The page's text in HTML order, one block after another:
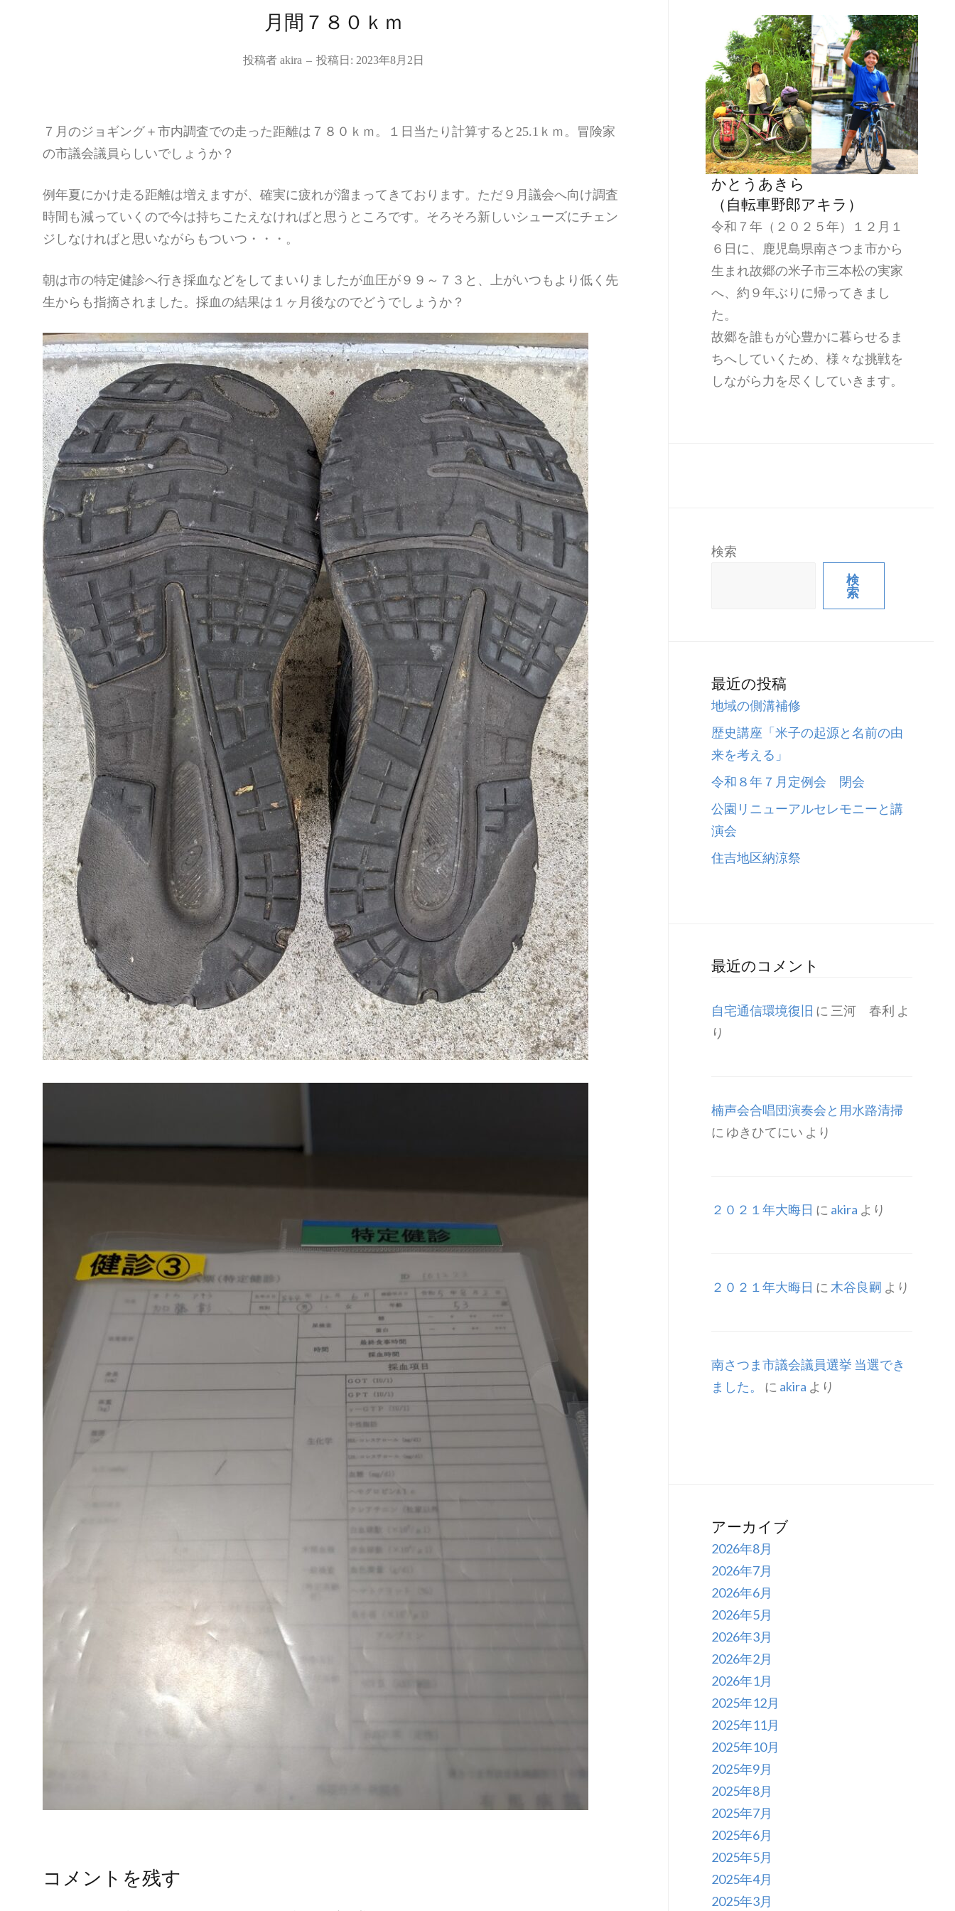
月間７８０ｋｍ
投稿者akira – 投稿日: 2023年8月2日
７月のジョギング＋市内調査での走った距離は７８０ｋｍ。１日当たり計算すると25.1ｋｍ。冒険家
の市議会議員らしいでしょうか？
例年夏にかけ走る距離は増えますが、確実に疲れが溜まってきております。ただ９月議会へ向け調査
時間も減っていくので今は持ちこたえなければと思うところです。そろそろ新しいシューズにチェン
ジしなければと思いながらもついつ・・・。
朝は市の特定健診へ行き採血などをしてまいりましたが血圧が９９～７３と、上がいつもより低く先
生からも指摘されました。採血の結果は１ヶ月後なのでどうでしょうか？
コメントを残す
かとうあきら
（自転車野郎アキラ）
令和７年（２０２５年）１２月１
６日に、鹿児島県南さつま市から
生まれ故郷の米子市三本松の実家
へ、約９年ぶりに帰ってきまし
た。
故郷を誰もが心豊かに暮らせるま
ちへしていくため、様々な挑戦を
しながら力を尽くしていきます。
検索
検
索
最近の投稿
地域の側溝補修
歴史講座「米子の起源と名前の由
来を考える」
令和８年７月定例会 閉会
公園リニューアルセレモニーと講
演会
住吉地区納涼祭
最近のコメント
自宅通信環境復旧 に 三河 春利 よ
り
楠声会合唱団演奏会と用水路清掃
に ゆきひてにい より
２０２１年大晦日 に akira より
２０２１年大晦日 に 木谷良嗣 より
南さつま市議会議員選挙 当選でき
ました。
に akira より
アーカイブ
2026年8月
2026年7月
2026年6月
2026年5月
2026年3月
2026年2月
2026年1月
2025年12月
2025年11月
2025年10月
2025年9月
2025年8月
2025年7月
2025年6月
2025年5月
2025年4月
2025年3月